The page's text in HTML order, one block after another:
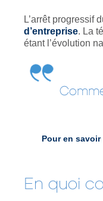
L’arrêt progressif
d’entreprise. La
étant l’évolution
Pour en
En quoi